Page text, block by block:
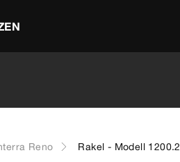
Reno Rakel - Modell 1200.2